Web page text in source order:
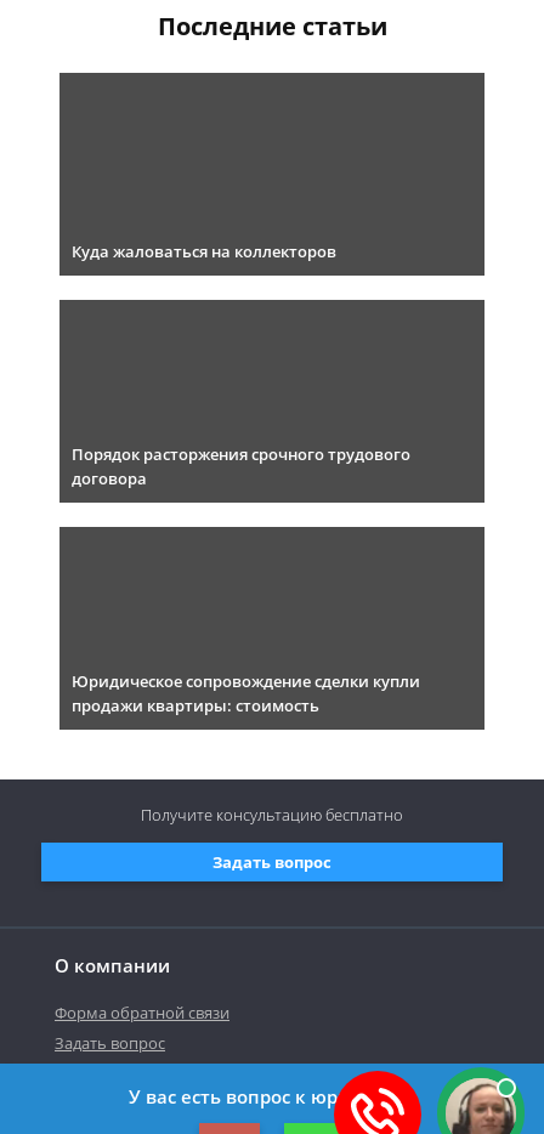
Последние статьи
Куда жаловаться на коллекторов
Порядок расторжения срочного трудового
договора
Юридическое сопровождение сделки купли
продажи квартиры: стоимость
О компании
Форма обратной связи
Задать вопрос
©2019-2026 Все права защищены.
Задать вопрос
Получите консультациюбесплатно
У вас есть вопрос к юристу?